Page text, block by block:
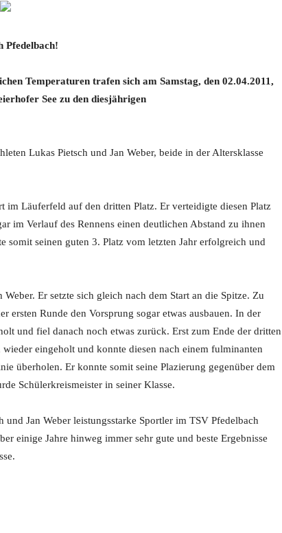
Pfedelbach!
Temperaturen trafen sich am Samstag, den 02.04.2011,
See zu den diesjährigen
Lukas Pietsch und Jan Weber, beide in der Altersklasse
im Läuferfeld auf den dritten Platz. Er verteidigte diesen Platz
im Verlauf des Rennens einen deutlichen Abstand zu ihnen
somit seinen guten 3. Platz vom letzten Jahr erfolgreich und
Er setzte sich gleich nach dem Start an die Spitze. Zu
ersten Runde den Vorsprung sogar etwas ausbauen. In der
und fiel danach noch etwas zurück. Erst zum Ende der dritten
eingeholt und konnte diesen nach einem fulminanten
überholen. Er konnte somit seine Plazierung gegenüber dem
Schülerkreismeister in seiner Klasse.
und Jan Weber leistungsstarke Sportler im TSV Pfedelbach
einige Jahre hinweg immer sehr gute und beste Ergebnisse